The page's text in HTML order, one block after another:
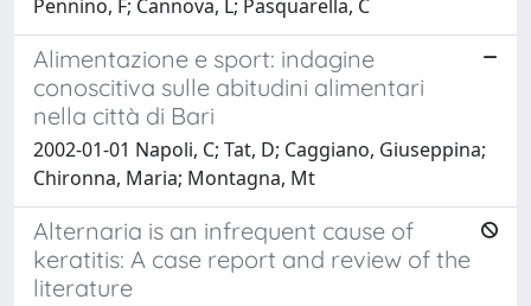
Pennino, F; Cannova, L; Pasquarella, C
Alimentazione e sport: indagine
conoscitiva sulle abitudini alimentari
nella città di Bari
2002-01-01 Napoli, C; Tat, D; Caggiano, Giuseppina;
Chironna, Maria; Montagna, Mt
Alternaria is an infrequent cause of
keratitis: A case report and review of the
literature